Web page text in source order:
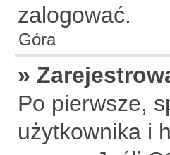
zalogować.
Góra
»
Po pierwsze,
użytkownika i